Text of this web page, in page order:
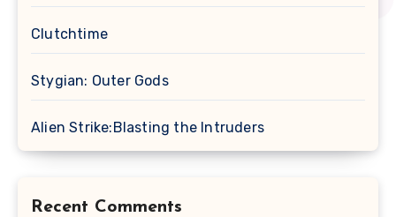
Clutchtime
Stygian: Outer Gods
Alien Strike:Blasting the Intruders
Recent Comments